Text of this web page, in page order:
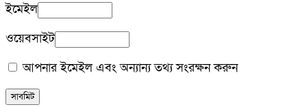
ইমেইল
ওয়েবসাইট
আপনার ইমেইল এবং অন্যান্য তথ্য সংরক্ষন করুন